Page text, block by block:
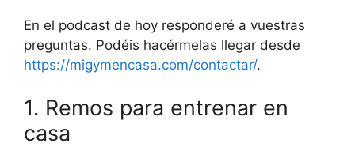
En el podcast de hoy responderé a vuestras
preguntas. Podéis hacérmelas llegar desde
https://migymencasa.com/contactar/.
1. Remos para entrenar en
casa